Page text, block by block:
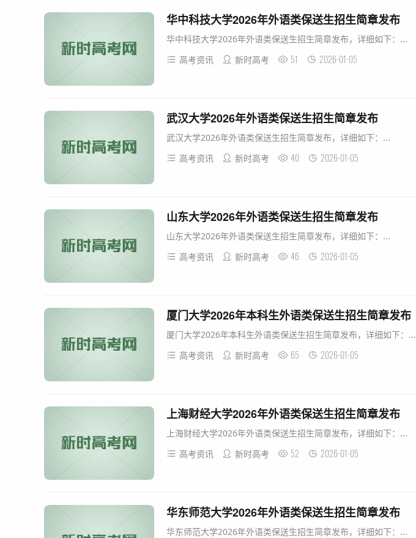
华中科技大学2026年外语类保送生招生简章发布
华中科技大学2026年外语类保送生招生简章发布，详细如下：...
高考资讯
新时高考 51 2026-01-05
武汉大学2026年外语类保送生招生简章发布
武汉大学2026年外语类保送生招生简章发布，详细如下：...
高考资讯
新时高考 40 2026-01-05
山东大学2026年外语类保送生招生简章发布
山东大学2026年外语类保送生招生简章发布，详细如下：...
高考资讯
新时高考 46 2026-01-05
厦门大学2026年本科生外语类保送生招生简章发布
厦门大学2026年本科生外语类保送生招生简章发布，详细如下：...
高考资讯
新时高考 65 2026-01-05
上海财经大学2026年外语类保送生招生简章发布
上海财经大学2026年外语类保送生招生简章发布，详细如下：...
高考资讯
新时高考 52 2026-01-05
华东师范大学2026年外语类保送生招生简章发布
华东师范大学2026年外语类保送生招生简章发布，详细如下：...